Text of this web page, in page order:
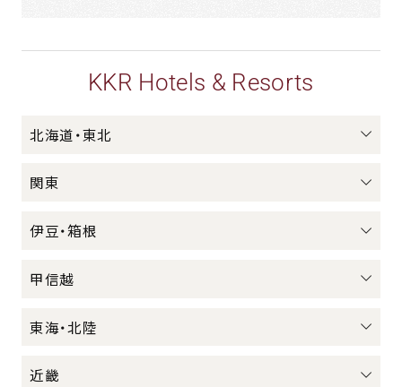
KKR Hotels & Resorts
北海道・東北
関東
伊豆・箱根
甲信越
東海・北陸
近畿